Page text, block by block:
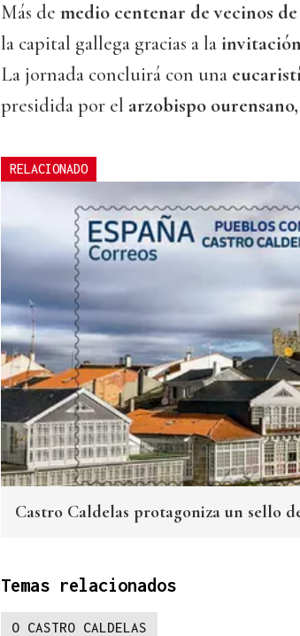
Más de medio centenar de vecinos
la capital gallega gracias a la
La jornada concluirá con una
presidida por el arzobispo
RELACIONADO
Castro Caldelas protagoniza un sello
Temas relacionados
O CASTRO CALDELAS